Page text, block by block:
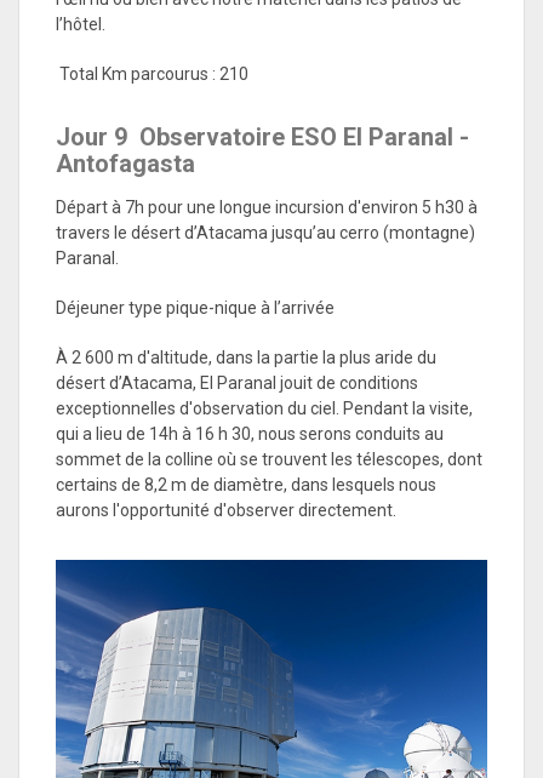
l’hôtel.
Total Km parcourus : 210
Jour 9 Observatoire ESO El Paranal -
Antofagasta
Départ à 7h pour une longue incursion d'environ 5 h30 à
travers le désert d’Atacama jusqu’au cerro (montagne)
Paranal.
Déjeuner type pique-nique à l’arrivée
À 2 600 m d'altitude, dans la partie la plus aride du
désert d’Atacama, El Paranal jouit de conditions
exceptionnelles d'observation du ciel. Pendant la visite,
qui a lieu de 14h à 16 h 30, nous serons conduits au
sommet de la colline où se trouvent les télescopes, dont
certains de 8,2 m de diamètre, dans lesquels nous
aurons l'opportunité d'observer directement.